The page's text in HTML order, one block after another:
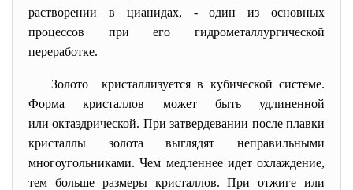
растворении в цианидах, - один из основных
процессов при его гидрометаллургической
переработке.
Золото кристаллизуется в кубической системе.
Форма кристаллов может быть удлиненной
или октаэдрической. При затвердевании после плавки
кристаллы золота выглядят неправильными
многоугольниками. Чем медленнее идет охлаждение,
тем больше размеры кристаллов. При отжиге или